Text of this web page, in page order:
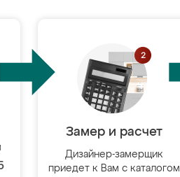
Замер и расчет
Дизайнер-замерщик
приедет к Вам с каталогом